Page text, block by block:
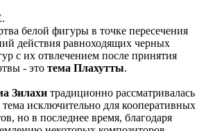
белой фигуры в точке пересечения
действия равноходящих черных
с их отвлечением после принятия
- это тема Плахутты.
Зилахи традиционно рассматривалась
тема исключительно для кооперативных
но в последнее время, благодаря